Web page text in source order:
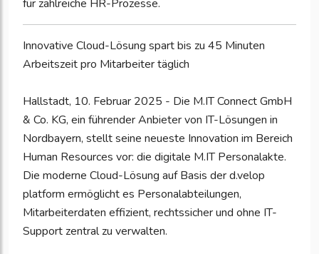
für zahlreiche HR-Prozesse.
Innovative Cloud-Lösung spart bis zu 45 Minuten
Arbeitszeit pro Mitarbeiter täglich
Hallstadt, 10. Februar 2025 - Die M.IT Connect GmbH
& Co. KG, ein führender Anbieter von IT-Lösungen in
Nordbayern, stellt seine neueste Innovation im Bereich
Human Resources vor: die digitale M.IT Personalakte.
Die moderne Cloud-Lösung auf Basis der d.velop
platform ermöglicht es Personalabteilungen,
Mitarbeiterdaten effizient, rechtssicher und ohne IT-
Support zentral zu verwalten.